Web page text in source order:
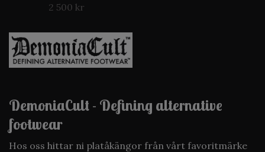
2 500 kr
DemoniaCult - Defining alternative
footwear
Hos oss hittar ni platåkängor från vårt favoritmärke